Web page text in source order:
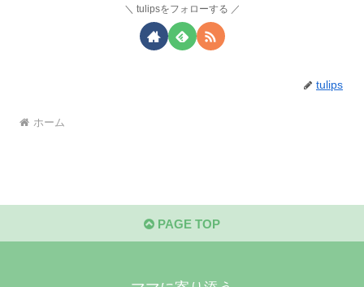
tulipsをフォローする
tulips
ホーム
PAGE TOP